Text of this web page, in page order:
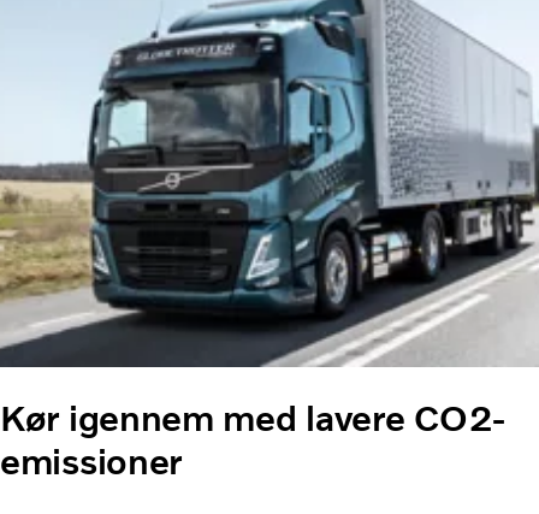
Kør igennem med lavere CO2-
emissioner